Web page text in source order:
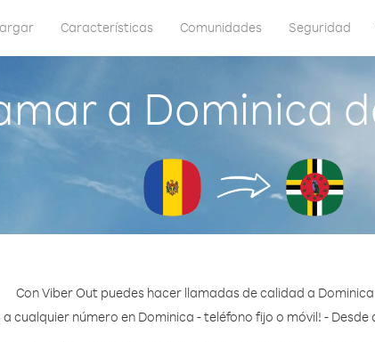
Características Comunidades Seguridad
a Dominica
Con Viber Out puedes hacer llamadas de calidad a
a cualquier número en Dominica - teléfono fijo o móvil! -